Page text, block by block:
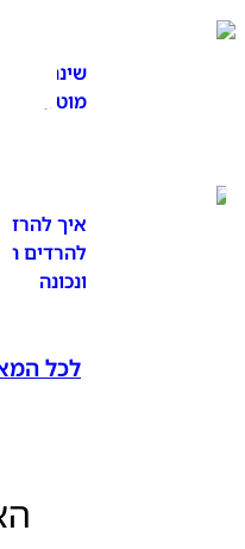
שינת
מוטעות
להרדים
ונכונה
לכל